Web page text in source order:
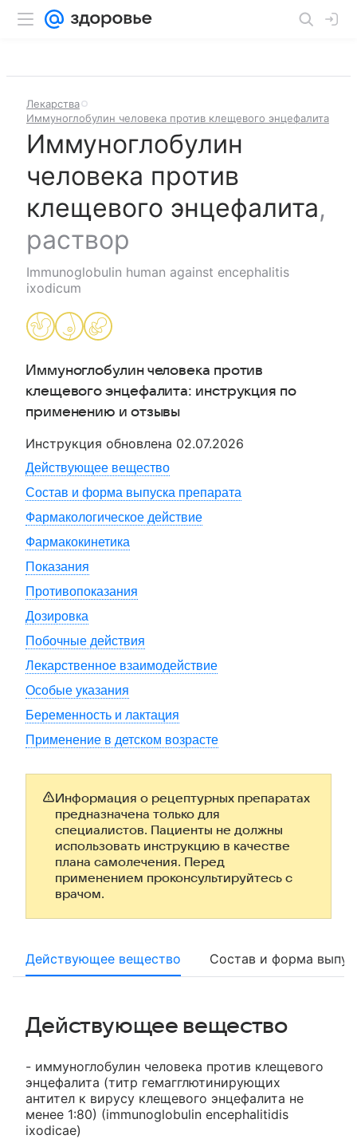
Лекарства
Иммуноглобулин человека против клещевого энцефалита
Иммуноглобулин
человека против
клещевого энцефалита,
раствор
Immunoglobulin human against encephalitis
ixodicum
Иммуноглобулин человека против
клещевого энцефалита: инструкция по
применению и отзывы
Инструкция обновлена 02.07.2026
Действующее вещество
Состав и форма выпуска препарата
Фармакологическое действие
Фармакокинетика
Показания
Противопоказания
Дозировка
Побочные действия
Лекарственное взаимодействие
Особые указания
Беременность и лактация
Применение в детском возрасте
Информация о рецептурных препаратах
предназначена только для
специалистов. Пациенты не должны
использовать инструкцию в качестве
плана самолечения. Перед
применением проконсультируйтесь с
врачом.
Действующее вещество Состав и форма
Действующее вещество
- иммуноглобулин человека против клещевого
энцефалита (титр гемагглютинирующих
антител к вирусу клещевого энцефалита не
менее 1:80) (immunoglobulin encephalitidis
ixodicae)